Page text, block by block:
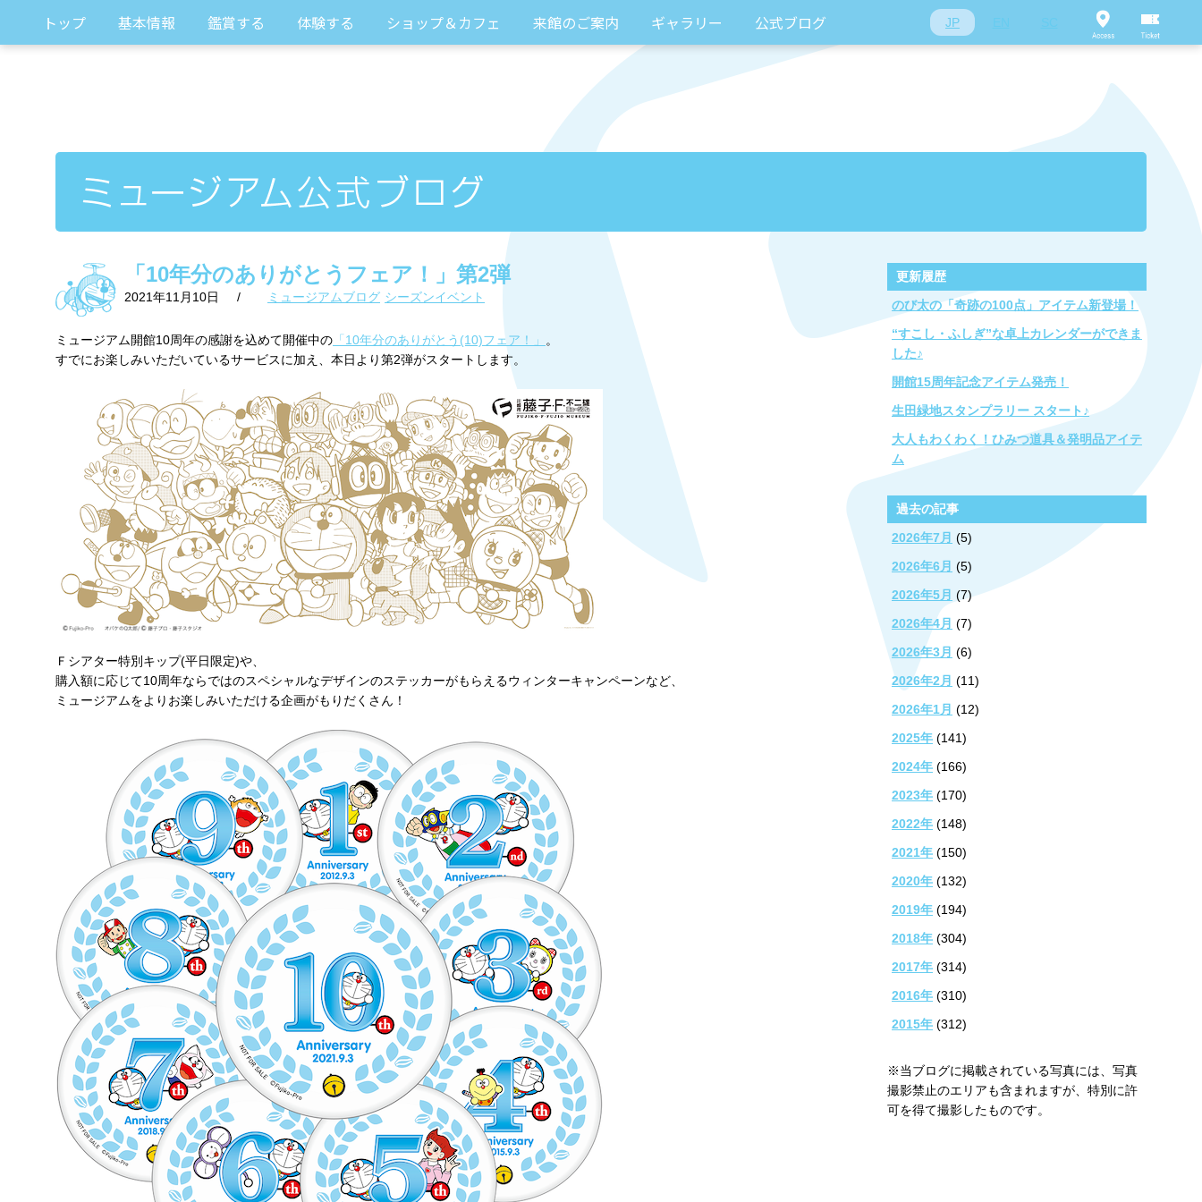
トップ 基本情報 鑑賞する 体験する ショップ＆カフェ 来館のご案内 ギャラリー 公式ブログ JP
「10年分のありがとうフェア！」第2弾
2021年11月10日 / ミュージアムブログ シーズンイベント
ミュージアム開館10周年の感謝を込めて開催中の 「10年分のありがとう(10)フェア！」
。
すでにお楽しみいただいているサービスに加え、本日より第2弾がスタートします。
Ｆシアター特別キップ(平日限定)や、
購入額に応じて10周年ならではのスペシャルなデザインのステッカーがもらえるウィンターキャンペーンなど、
ミュージアムをよりお楽しみいただける企画がもりだくさん！
更新履歴
のび太の「奇跡の100点」アイテム新登場！
“すこし・ふしぎ”な卓上カレンダーができま
した♪
開館15周年記念アイテム発売！
生田緑地スタンプラリー スタート♪
大人もわくわく！ひみつ道具＆発明品アイテ
ム
過去の記事
2026年7月 (5)
2026年6月 (5)
2026年5月 (7)
2026年4月 (7)
2026年3月 (6)
2026年2月 (11)
2026年1月 (12)
2025年 (141)
2024年 (166)
2023年 (170)
2022年 (148)
2021年 (150)
2020年 (132)
2019年 (194)
2018年 (304)
2017年 (314)
2016年 (310)
2015年 (312)
※当ブログに掲載されている写真には、写真
撮影禁止のエリアも含まれますが、特別に許
可を得て撮影したものです。